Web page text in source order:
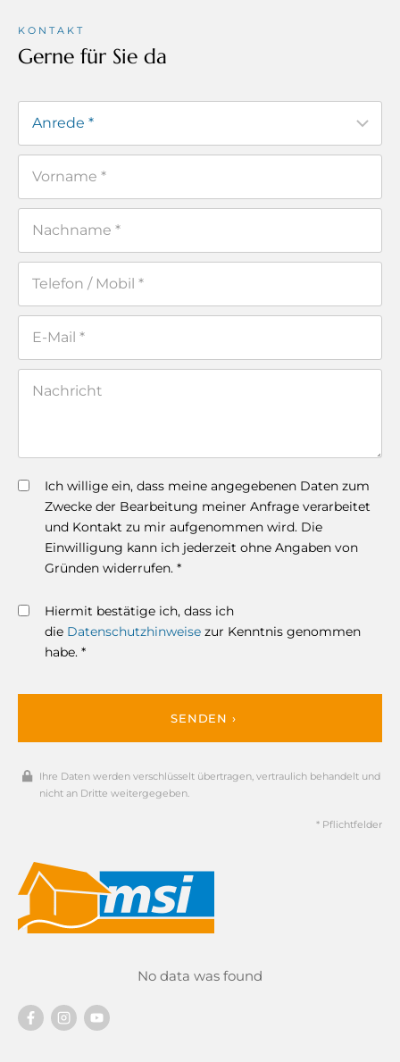
KONTAKT
Gerne für Sie da
Ich willige ein, dass meine angegebenen Daten zum
Zwecke der Bearbeitung meiner Anfrage verarbeitet
und Kontakt zu mir aufgenommen wird. Die
Einwilligung kann ich jederzeit ohne Angaben von
Gründen widerrufen. *
Hiermit bestätige ich, dass ich
die Datenschutzhinweise zur Kenntnis genommen
habe. *
SENDEN ›
Ihre Daten werden verschlüsselt übertragen, vertraulich behandelt und
nicht an Dritte weitergegeben.
* Pflichtfelder
No data was found